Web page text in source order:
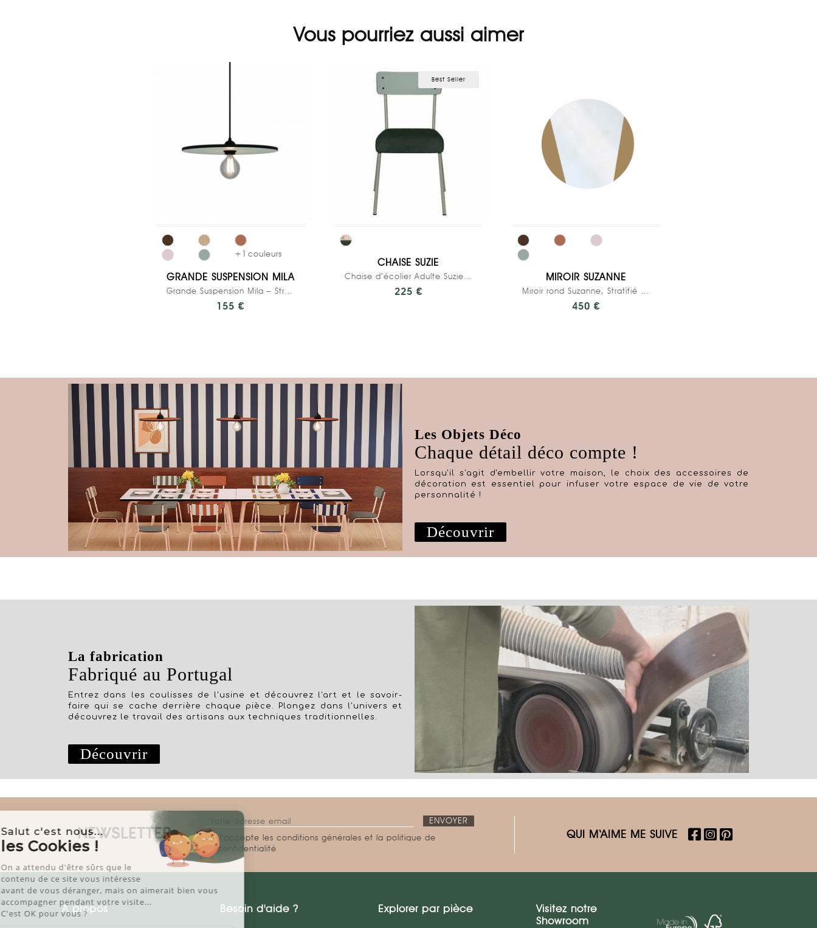
Vous pourriez aussi aimer
+1 couleurs
GRANDE SUSPENSION MILA
Grande Suspension Mila – Stratifié Uni Kaki
155 €
Best Seller
CHAISE SUZIE
Chaise d’écolier Adulte Suzie bi-matière...
225 €
MIROIR SUZANNE
Miroir rond Suzanne, Stratifié Ocre - ø 60cm
450 €
Les Objets Déco
Chaque détail déco compte !
Lorsqu'il s'agit d'embellir votre maison, le choix des accessoires de
décoration est essentiel pour infuser votre espace de vie de votre
personnalité !
Découvrir
La fabrication
Fabriqué au Portugal
Entrez dans les coulisses de l'usine et découvrez l'art et le savoir-
faire qui se cache derrière chaque pièce. Plongez dans l'univers et
découvrez le travail des artisans aux techniques traditionnelles.
Découvrir
NEWSLETTER
J'accepte les conditions générales et la politique de
confidentialité
QUI M‘AIME ME SUIVE
A propos Besoin d'aide ? Explorer par pièce
Visitez notre
Showroom
Salut c'est nous...
les Cookies !
On a attendu d'être sûrs que le
contenu de ce site vous intéresse
avant de vous déranger, mais on aimerait bien vous
accompagner pendant votre visite...
C'est OK pour vous ?